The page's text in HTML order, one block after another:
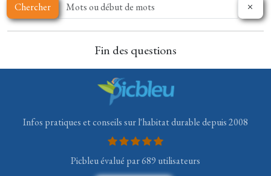
Chercher
Fin des questions
Infos pratiques et conseils sur l'habitat durable depuis 2008
Picbleu évalué par 689 utilisateurs